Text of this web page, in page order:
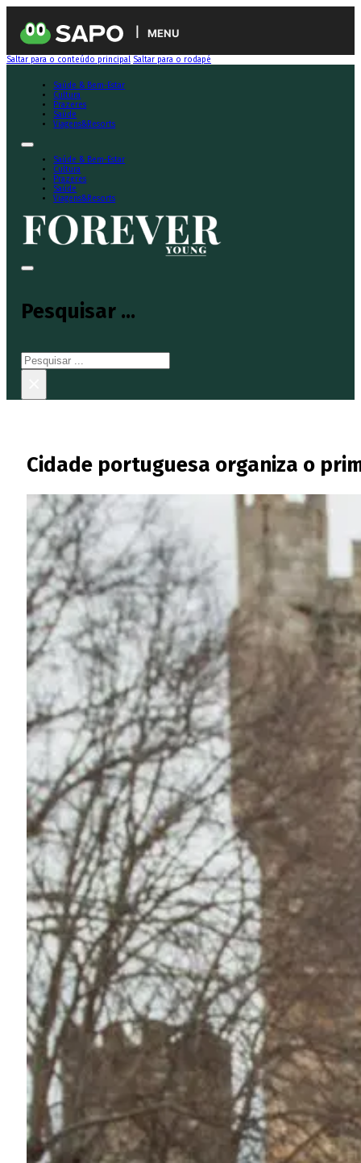
MENU
Saltar para o conteúdo principal Saltar para o rodapé
Saúde & Bem-Estar
Cultura
Prazeres
Saúde
Viagens&Resorts
Saúde & Bem-Estar
Cultura
Prazeres
Saúde
Viagens&Resorts
Pesquisar ...
Pesquisar
Cidade portuguesa organiza o